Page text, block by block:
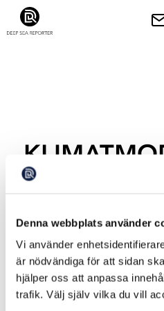
Denna webbplats använder
Vi använder
är nödvändiga för att sidan
hjälper oss att anpassa
trafik. Välj själv vilka du vill